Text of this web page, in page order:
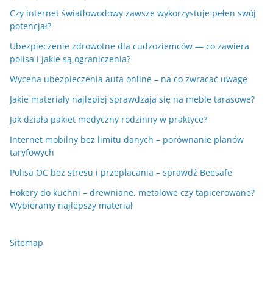
Czy internet światłowodowy zawsze wykorzystuje pełen swój
potencjał?
Ubezpieczenie zdrowotne dla cudzoziemców — co zawiera
polisa i jakie są ograniczenia?
Wycena ubezpieczenia auta online – na co zwracać uwagę
Jakie materiały najlepiej sprawdzają się na meble tarasowe?
Jak działa pakiet medyczny rodzinny w praktyce?
Internet mobilny bez limitu danych – porównanie planów
taryfowych
Polisa OC bez stresu i przepłacania – sprawdź Beesafe
Hokery do kuchni – drewniane, metalowe czy tapicerowane?
Wybieramy najlepszy materiał
Sitemap